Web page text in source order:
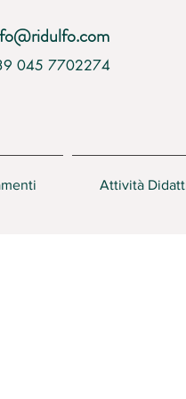
045 7702274
Attività